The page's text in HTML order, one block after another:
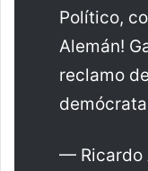
Político,
Alemán!
reclamo
— Ricardo